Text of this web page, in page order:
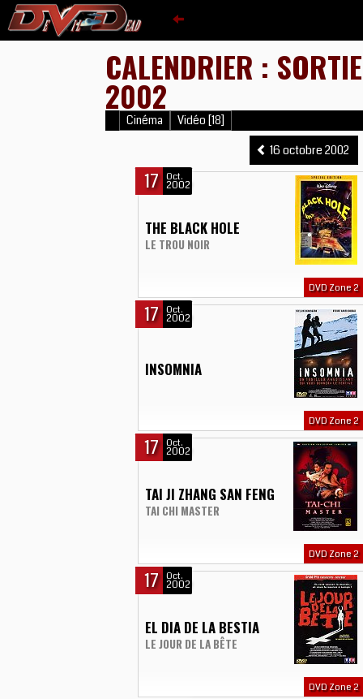
CALENDRIER :
2002
Cinéma Vidéo [18]
16 octobre 2002
17 Oct.
2002
THE BLACK HOLE
LE TROU NOIR
DVD Zone 2
17 Oct.
2002
INSOMNIA
DVD Zone 2
17 Oct.
2002
TAI JI ZHANG SAN FENG
TAI CHI MASTER
DVD Zone 2
17 Oct.
2002
EL DIA DE LA BESTIA
LE JOUR DE LA BÊTE
DVD Zone 2